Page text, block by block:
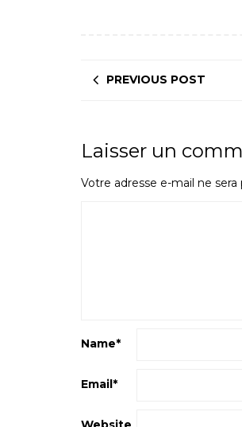
PREVIOUS POST
Laisser un
Votre adresse e-mail ne sera
Name*
Email*